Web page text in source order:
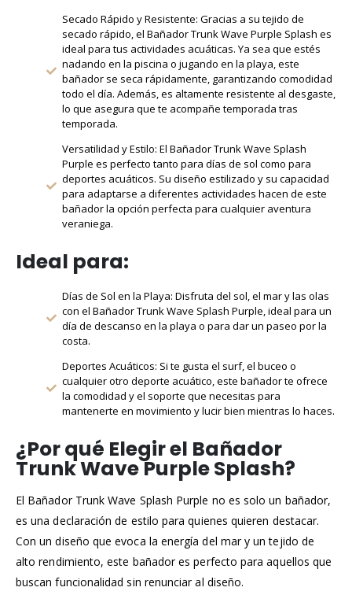
Secado Rápido y Resistente: Gracias a su tejido de
secado rápido, el Bañador Trunk Wave Purple Splash es
ideal para tus actividades acuáticas. Ya sea que estés
nadando en la piscina o jugando en la playa, este
bañador se seca rápidamente, garantizando comodidad
todo el día. Además, es altamente resistente al desgaste,
lo que asegura que te acompañe temporada tras
temporada.
Versatilidad y Estilo: El Bañador Trunk Wave Splash
Purple es perfecto tanto para días de sol como para
deportes acuáticos. Su diseño estilizado y su capacidad
para adaptarse a diferentes actividades hacen de este
bañador la opción perfecta para cualquier aventura
veraniega.
Ideal para:
Días de Sol en la Playa: Disfruta del sol, el mar y las olas
con el Bañador Trunk Wave Splash Purple, ideal para un
día de descanso en la playa o para dar un paseo por la
costa.
Deportes Acuáticos: Si te gusta el surf, el buceo o
cualquier otro deporte acuático, este bañador te ofrece
la comodidad y el soporte que necesitas para
mantenerte en movimiento y lucir bien mientras lo haces.
¿Por qué Elegir el Bañador
Trunk Wave Purple Splash?
El Bañador Trunk Wave Splash Purple no es solo un bañador,
es una declaración de estilo para quienes quieren destacar.
Con un diseño que evoca la energía del mar y un tejido de
alto rendimiento, este bañador es perfecto para aquellos que
buscan funcionalidad sin renunciar al diseño.